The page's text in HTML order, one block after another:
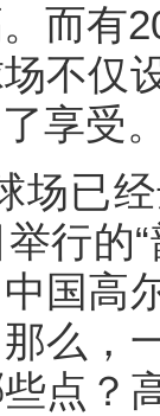
而有
不仅
享受
场已
行的
国高
么，
点？